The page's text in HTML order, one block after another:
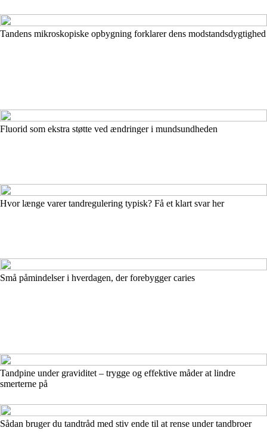
Tandens mikroskopiske opbygning forklarer dens modstandsdygtighed
Fluorid som ekstra støtte ved ændringer i mundsundheden
Hvor længe varer tandregulering typisk? Få et klart svar her
Små påmindelser i hverdagen, der forebygger caries
Tandpine under graviditet – trygge og effektive måder at lindre
smerterne på
Sådan bruger du tandtråd med stiv ende til at rense under tandbroer